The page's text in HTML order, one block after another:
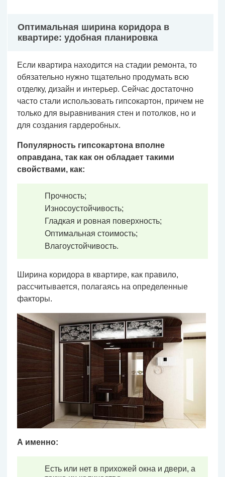
Оптимальная ширина коридора в
квартире: удобная планировка
Если квартира находится на стадии ремонта, то
обязательно нужно тщательно продумать всю
отделку, дизайн и интерьер. Сейчас достаточно
часто стали использовать гипсокартон, причем не
только для выравнивания стен и потолков, но и
для создания гардеробных.
Популярность гипсокартона вполне
оправдана, так как он обладает такими
свойствами, как:
Прочность;
Износоустойчивость;
Гладкая и ровная поверхность;
Оптимальная стоимость;
Влагоустойчивость.
Ширина коридора в квартире, как правило,
рассчитывается, полагаясь на определенные
факторы.
А именно:
Есть или нет в прихожей окна и двери, а